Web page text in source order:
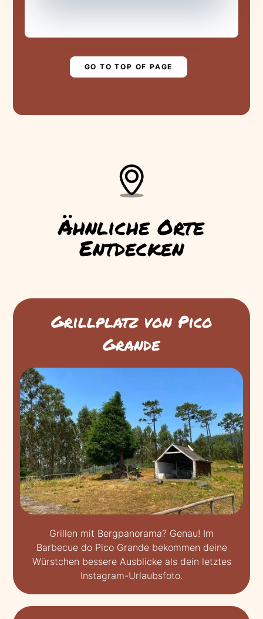
GO TO TOP OF PAGE
Ähnliche Orte
Entdecken
Grillplatz von Pico
Grande
Grillen mit Bergpanorama? Genau! Im
Barbecue do Pico Grande bekommen deine
Würstchen bessere Ausblicke als dein letztes
Instagram-Urlaubsfoto.